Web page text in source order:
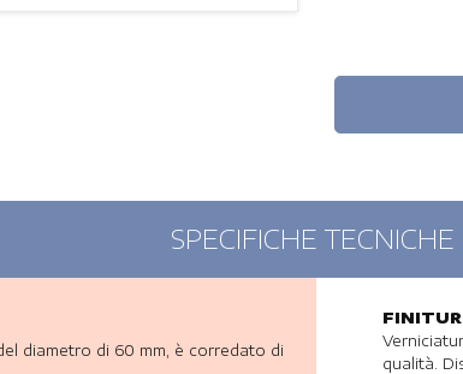
SPECIFICHE TECNICHE
diametro di 60 mm, è corredato di
qualità.